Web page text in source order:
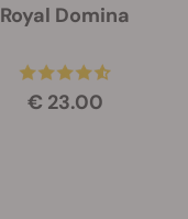
Royal Domina
€ 23.00